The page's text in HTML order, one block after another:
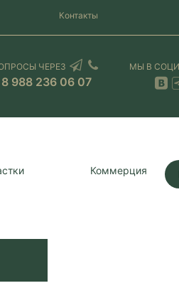
Контакты
ЧЕРЕЗ
8 988 236 06 07
МЫ В
Коммерция